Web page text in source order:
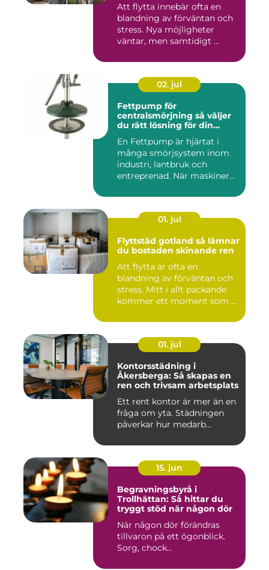
Att flytta innebär ofta en
blandning av förväntan och
stress. Nya möjligheter
väntar, men samtidigt ...
02. jul
Fettpump för
centralsmörjning så väljer
du rätt lösning för din
En Fettpump är hjärtat i
många smörjsystem inom
industri, lantbruk och
entreprenad. När maskiner
01. jul
Flyttstäd gotland så lämnar
du bostaden skinande ren
Att flytta är ofta en
blandning av förväntan och
stress. Mitt i allt packande
kommer ett moment som ...
01. jul
Kontorsstädning i
Åkersberga: Så skapas en
ren och trivsam arbetsplats
Ett rent kontor är mer än en
fråga om yta. Städningen
påverkar hur medarb...
15. jun
Begravningsbyrå i
Trollhättan: Så hittar du
tryggt stöd när någon dör
När någon dör förändras
tillvaron på ett ögonblick.
Sorg, chock...